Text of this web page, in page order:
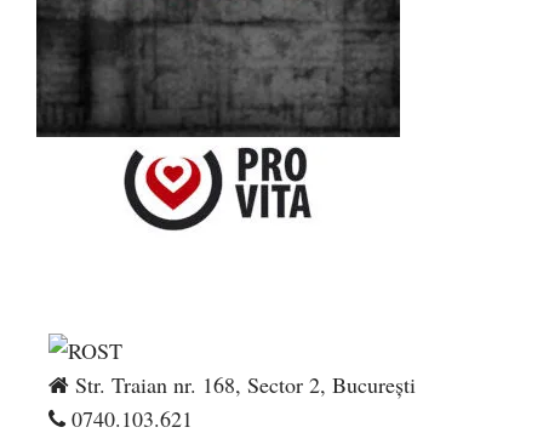
Str. Traian nr. 168, Sector 2, București
0740.103.621